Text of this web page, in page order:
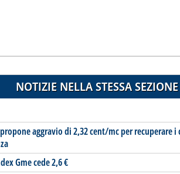
NOTIZIE NELLA STESSA SEZIONE
aggravio di 2,32 cent/mc per recuperare
Gme cede 2,6 €